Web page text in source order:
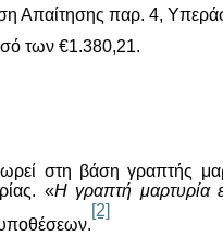
Απαίτησης παρ. 4,
των €1.380,21.
στη βάση γραπτής
«Ηγραπτή μαρτυρία
[2]